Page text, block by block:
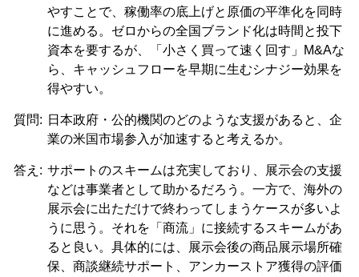
やすことで、稼働率の底上げと原価の平準化を同時
に進める。ゼロからの全国ブランド化は時間と投下
資本を要するが、「小さく買って速く回す」M&Aな
ら、キャッシュフローを早期に生むシナジー効果を
得やすい。
質問: 日本政府・公的機関のどのような支援があると、企
業の米国市場参入が加速すると考えるか。
答え: サポートのスキームは充実しており、展示会の支援
などは事業者として助かるだろう。一方で、海外の
展示会に出ただけで終わってしまうケースが多いよ
うに思う。それを「商流」に接続するスキームがあ
ると良い。具体的には、展示会後の商品展示場所確
保、商談継続サポート、アンカーストア獲得の評価